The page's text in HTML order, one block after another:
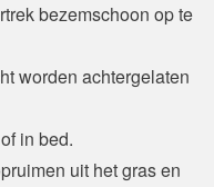
bezemschoon op te
worden achtergelaten
in bed.
uit het gras en